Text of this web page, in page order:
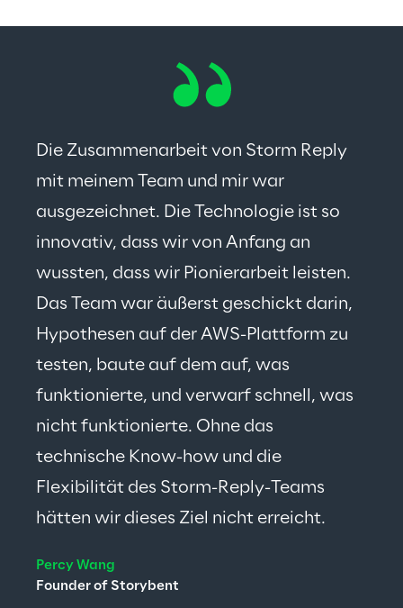
Die Zusammenarbeit von Storm Reply
mit meinem Team und mir war
ausgezeichnet. Die Technologie ist so
innovativ, dass wir von Anfang an
wussten, dass wir Pionierarbeit leisten.
Das Team war äußerst geschickt darin,
Hypothesen auf der AWS-Plattform zu
testen, baute auf dem auf, was
funktionierte, und verwarf schnell, was
nicht funktionierte. Ohne das
technische Know-how und die
Flexibilität des Storm-Reply-Teams
hätten wir dieses Ziel nicht erreicht.
Percy Wang
Founder of Storybent